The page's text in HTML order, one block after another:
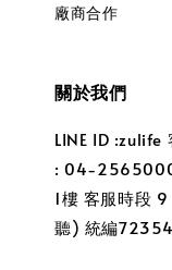
廠商合作
關於我們
LINE ID
: 04-
1樓 客服時段
聽) 統編